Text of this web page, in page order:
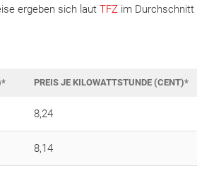
ergeben sich laut TFZ im Durchschnitt
PREIS JE KILOWATTSTUNDE (CENT)*
8,24
8,14